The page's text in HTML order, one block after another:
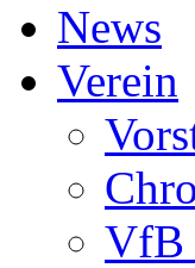
News
Verein
VfB